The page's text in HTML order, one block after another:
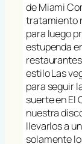
de Miami
tratamiento
para luego
estupenda
estilo Las
para seguir
suerte en El
nuestra
llevarlos a
solamente